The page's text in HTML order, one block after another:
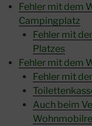
Fehler mit dem
Campingplatz
Fehler mit
Platzes
Fehler mit dem
Fehler mit
Auch beim